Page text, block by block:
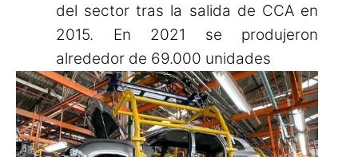
del sector tras la salida de CCA en
2015. En 2021 se produjeron
alrededor de 69.000 unidades